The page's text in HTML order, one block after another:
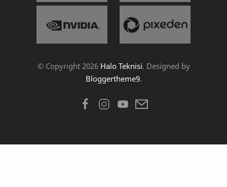
© Copyright 2026 Halo Teknisi. Designed by
Bloggertheme9.